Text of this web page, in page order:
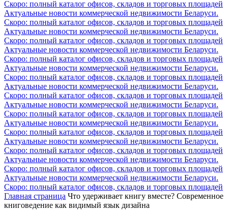
Скоро: полный каталог офисов, складов и торговых площадей
Актуальные новости коммерческой недвижимости Беларуси.
Скоро: полный каталог офисов, складов и торговых площадей
Актуальные новости коммерческой недвижимости Беларуси.
Скоро: полный каталог офисов, складов и торговых площадей
Актуальные новости коммерческой недвижимости Беларуси.
Скоро: полный каталог офисов, складов и торговых площадей
Актуальные новости коммерческой недвижимости Беларуси.
Скоро: полный каталог офисов, складов и торговых площадей
Актуальные новости коммерческой недвижимости Беларуси.
Скоро: полный каталог офисов, складов и торговых площадей
Актуальные новости коммерческой недвижимости Беларуси.
Скоро: полный каталог офисов, складов и торговых площадей
Актуальные новости коммерческой недвижимости Беларуси.
Скоро: полный каталог офисов, складов и торговых площадей
Актуальные новости коммерческой недвижимости Беларуси.
Скоро: полный каталог офисов, складов и торговых площадей
Актуальные новости коммерческой недвижимости Беларуси.
Скоро: полный каталог офисов, складов и торговых площадей
Актуальные новости коммерческой недвижимости Беларуси.
Скоро: полный каталог офисов, складов и торговых площадей
Главная страница Что удерживает книгу вместе? Современное
книговедение как видимый язык дизайна